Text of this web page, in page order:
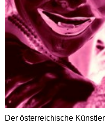
Der österreichische